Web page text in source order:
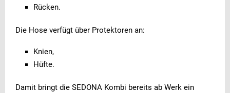
Rücken.
Die Hose verfügt über Protektoren an:
Knien,
Hüfte.
Damit bringt die SEDONA Kombi bereits ab Werk ein